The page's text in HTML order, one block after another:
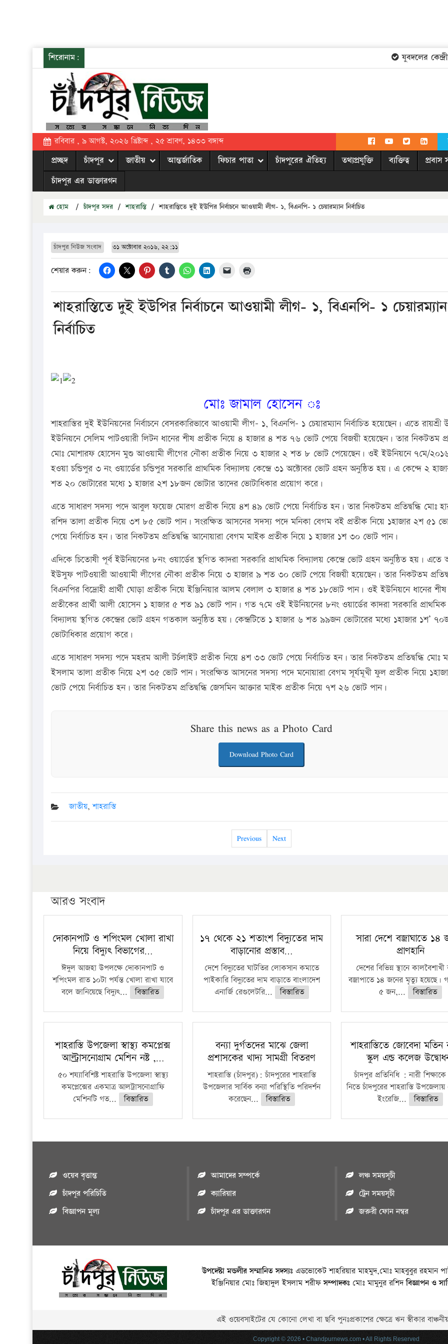
শিরোনাম: যুবদলের কেন্দ্রীয়
রবিবার , ৯ আগস্ট, ২০২৬ খ্রিষ্টাব্দ , ২৫ শ্রাবণ, ১৪৩৩ বঙ্গাব্দ
প্রচ্ছদ চাঁদপুর জাতীয় আন্তর্জাতিক ফিচার পাতা চাঁদপুরের ঐতিহ্য তথ্যপ্রযুক্তি ব্যক্তিত্ব প্রবাস
চাঁদপুর এর ডাক্তারগন
হোম / চাঁদপুর সদর / শাহরাস্তি / শাহরাস্তিতে দুই ইউপির নির্বাচনে আওয়ামী লীগ- ১, বিএনপি- ১ চেয়ারম্যান নির্বাচিত
চাঁদপুর নিউজ সংবাদ ৩১ অক্টোবার ২০১৬, ২২:১১
শেয়ার করুন:
শাহরাস্তিতে দুই ইউপির নির্বাচনে আওয়ামী লীগ- ১, বিএনপি- ১ চেয়ারম্যান
নির্বাচিত
মোঃ জামাল হোসেন ঃ
শাহরাস্তির দুই ইউনিয়নের নির্বাচনে বেসরকারিভাবে আওয়ামী লীগ- ১, বিএনপি- ১ চেয়ারম্যান নির্বাচিত হয়েছেন। এতে রায়শ্রী
ইউনিয়নে সেলিম পাটওয়ারী লিটন ধানের শীষ প্রতীক নিয়ে ৪ হাজার ৪ শত ৭৬ ভোট পেয়ে বিজয়ী হয়েছেন। তার নিকটতম
মোঃ মোশারফ হোসেন মুশু আওয়ামী লীগের নৌকা প্রতীক নিয়ে ৩ হাজার ২ শত ৮ ভোট পেয়েছেন। ওই ইউনিয়নে ৭মে/
হওয়া চন্ডিপুর ৩ নং ওয়ার্ডের চন্ডিপুর সরকারি প্রাথমিক বিদ্যালয় কেন্দ্রে ৩১ অক্টোবর ভোট গ্রহন অনুষ্ঠিত হয়। এ কেন্দে ২
শত ২০ ভোটারের মধ্যে ১ হাজার ২শ ১৮জন ভোটার তাদের ভোটাধিকার প্রয়োগ করে।
এতে সাধারণ সদস্য পদে আবুল ফয়েজ মোরগ প্রতীক নিয়ে ৪শ ৪৯ ভোট পেয়ে নির্বাচিত হন। তার নিকটতম প্রতিদ্বন্ধি মোঃ
রশিদ তালা প্রতীক নিয়ে ৩শ ৮৫ ভোট পান। সংরক্ষিত আসনের সদস্য পদে মনিকা বেগম বই প্রতীক নিয়ে ১হাজার ২শ ৫১
পেয়ে নির্বাচিত হন। তার নিকটতম প্রতিদ্বন্ধি আনোয়ারা বেগম মাইক প্রতীক নিয়ে ১ হাজার ১শ ৩০ ভোট পান।
এদিকে চিতোষী পূর্ব ইউনিয়নের ৮নং ওয়ার্ডের স্থগিত কাদরা সরকারি প্রাথমিক বিদ্যালয় কেন্দ্রে ভোট গ্রহন অনুষ্ঠিত হয়।
ইউসুফ পাটওয়ারী আওয়ামী লীগের নৌকা প্রতীক নিয়ে ৩ হাজার ৯ শত ৩০ ভোট পেয়ে বিজয়ী হয়েছেন। তার নিকটতম
বিএনপির বিদ্রোহী প্রার্থী ঘোড়া প্রতীক নিয়ে ইঞ্জিনিয়ার আলম বেলাল ৩ হাজার ৪ শত ১৮ভোট পান। ওই ইউনিয়নে ধানের শীষ
প্রতীকের প্রার্থী আলী হোসেন ১ হাজার ৫ শত ৯১ ভোট পান। গত ৭মে ওই ইউনিয়নের ৮নং ওয়ার্ডের কাদরা সরকারি প্রাথমিক
বিদ্যালয় স্থগিত কেন্দ্রের ভোট গ্রহন গতকাল অনুষ্ঠিত হয়। কেন্দ্রটিতে ১ হাজার ৬ শত ৯৯জন ভোটারের মধ্যে ১হাজার ১শ’
ভোটাধিকার প্রয়োগ করে।
এতে সাধারণ সদস্য পদে মহরম আলী টর্চলাইট প্রতীক নিয়ে ৪শ ৩৩ ভোট পেয়ে নির্বাচিত হন। তার নিকটতম প্রতিদ্বন্ধি মোঃ
ইসলাম তালা প্রতীক নিয়ে ২শ ৩৫ ভোট পান। সংরক্ষিত আসনের সদস্য পদে মনোয়ারা বেগম সূর্যমূখী ফুল প্রতীক নিয়ে
ভোট পেয়ে নির্বাচিত হন। তার নিকটতম প্রতিদ্বন্ধি জেসমিন আক্তার মাইক প্রতীক নিয়ে ৭শ ২৬ ভোট পান।
Share this news as a Photo Card
Download Photo Card
জাতীয়,শাহরাস্তি
Previous Next
আরও সংবাদ
দোকানপাট ও শপিংমল খোলা রাখা
নিয়ে বিদ্যুৎ বিভাগের…
ঈদুল আজহা উপলক্ষে দোকানপাট ও
শপিংমল রাত ১০টা পর্যন্ত খোলা রাখা যাবে
বলে জানিয়েছে বিদ্যুৎ...
বিস্তারিত
১৭ থেকে ২১ শতাংশ বিদ্যুতের দাম
বাড়ানোর প্রস্তাব…
দেশে বিদ্যুতের ঘাটতির লোকসান কমাতে
পাইকারি বিদ্যুতের দাম বাড়াতে বাংলাদেশ
এনার্জি রেগুলেটরি...
বিস্তারিত
সারা দেশে বজ্রাঘাতে ১৪
প্রাণহানি
দেশের বিভিন্ন স্থানে
বজ্রাপাতে ১৪ জনের মৃত্যু হয়েছে।
৫ জন,...
বিস্তারিত
শাহরাস্তি উপজেলা স্বাস্থ্য কমপ্লেক্স
আল্ট্রাসনোগ্রাম মেশিন নষ্ট ,…
৫০ শয্যাবিশিষ্ট শাহরাস্তি উপজেলা স্বাস্থ্য
কমপ্লেক্সের একমাত্র আলট্রাসনোগ্রাফি
মেশিনটি গত...
বিস্তারিত
বন্যা দুর্গতদের মাঝে জেলা
প্রশাসকের খাদ্য সামগ্রী বিতরণ
শাহরাস্তি (চাঁদপুর): চাঁদপুরের শাহরাস্তি
উপজেলার সার্বিক বন্যা পরিস্থিতি পরিদর্শন
করেছেন...
বিস্তারিত
শাহরাস্তিতে জোবেদা মতিন
স্কুল এন্ড কলেজ
চাঁদপুর প্রতিনিধি : নারী
নিতে চাঁদপুরের শাহরাস্তি
ইংরেজি...
বিস্তারিত
ওয়েব বৃত্তান্ত
চাঁদপুর পরিচিতি
বিজ্ঞাপন মুল্য
আমাদের সম্পর্কে
ক্যারিয়ার
চাঁদপুর এর ডাক্তারগন
লঞ্চ সময়সূচী
ট্রেন সময়সূচী
জরুরী ফোন নম্বর
উপদেষ্টা মন্ডলীর সম্মানিত সদস্যঃ এডভোকেট শাহরিয়ার মাহমুদ,মোঃ মাহবুবুর রহমান
ইঞ্জিনিয়ার মোঃ জিহাদুল ইসলাম শরীফসম্পাদকঃ মোঃ মামুনুর রশিদবিজ্ঞাপন ও
এই ওয়েবসাইটের যে কোনো লেখা বা ছবি পুনঃপ্রকাশের ক্ষেত্রে ঋন স্বীকার
Copyright © 2026 • Chandpurnews.com • All Rights Reserved